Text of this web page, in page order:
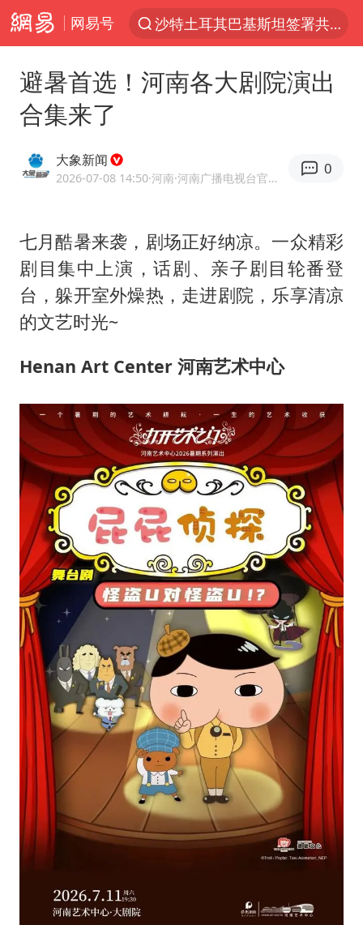
网易号
“电影+”如何激发千亿级消费新活力？
台风白海豚已进入24小时警戒线
四川宜宾市高县4.9级地震致1人死亡
中巨芯：上半年归母净利润1405.77万元
中国女篮70-67险胜尼日利亚女篮
U17国足点球大战淘汰河床晋级决赛
我国外贸延续良好增长态势
日本试射“战斧”导弹，国防部回应
胡彦斌韩磊 谁帮谁
胡彦斌获《歌手2026》歌王
夯实基础开新局
避暑首选！河南各大剧院演出
合集来了
大象新闻
2026-07-08 14:50·河南 ·河南广播电视台官方网易号
0
七月酷暑来袭，剧场正好纳凉。一众精彩
剧目集中上演，话剧、亲子剧目轮番登
台，躲开室外燥热，走进剧院，乐享清凉
的文艺时光~
Henan Art Center 河南艺术中心